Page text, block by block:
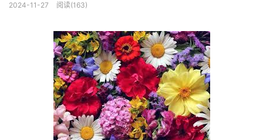
2024-11-27 阅读(163)